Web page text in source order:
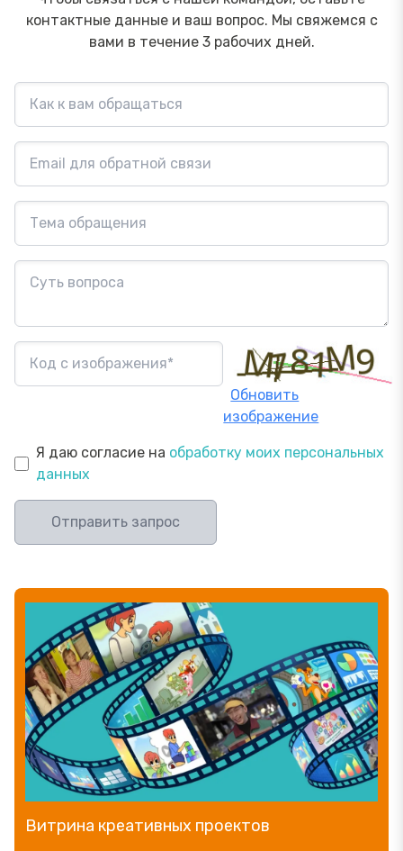
контактные данные и ваш вопрос. Мы свяжемся с
вами в течение 3 рабочих дней.
Обновить
изображение
Я даю согласие на обработку моих персональных
данных
Отправить запрос
Витрина креативных проектов